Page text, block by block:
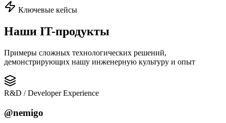
Ключевые кейсы
Наши IT-продукты
Примеры сложных технологических решений,
демонстрирующих нашу инженерную культуру и опыт
R&D / Developer Experience
@nemigo